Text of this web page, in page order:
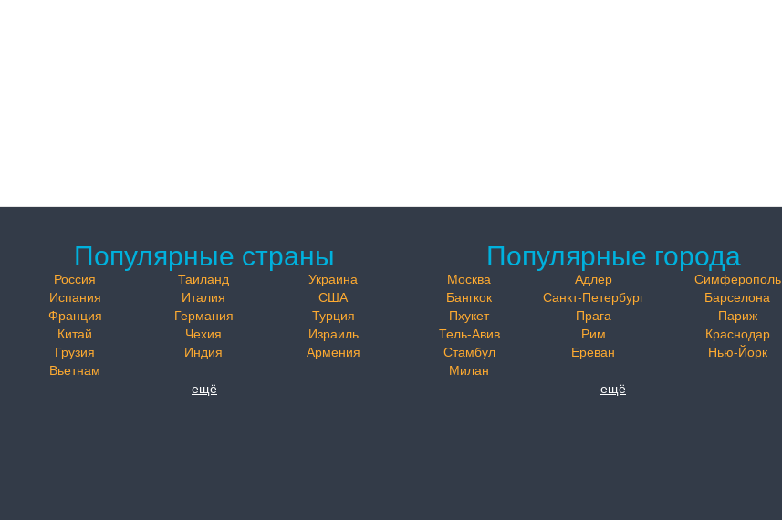
Популярные страны
Россия Таиланд
Украина
Испания
Италия
США
Франция
Германия
Турция
Китай
Чехия
Израиль
Грузия
Индия
Армения
Вьетнам
ещё
Популярные города
Москва Адлер
Симферополь
Бангкок
Санкт-Петербург
Барселона
Пхукет
Прага
Париж
Тель-Авив
Рим
Краснодар
Стамбул
Ереван
Нью-Йорк
Милан
ещё